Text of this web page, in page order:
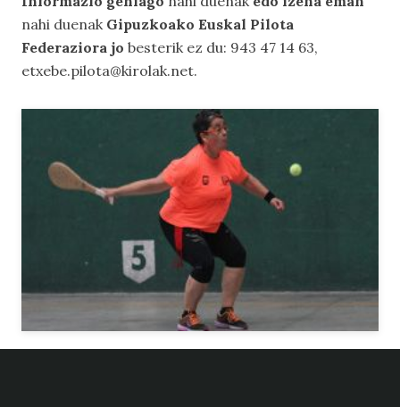
nahi duenak Gipuzkoako Euskal Pilota
Federaziora jo besterik ez du: 943 47 14 63,
etxebe.pilota@kirolak.net.